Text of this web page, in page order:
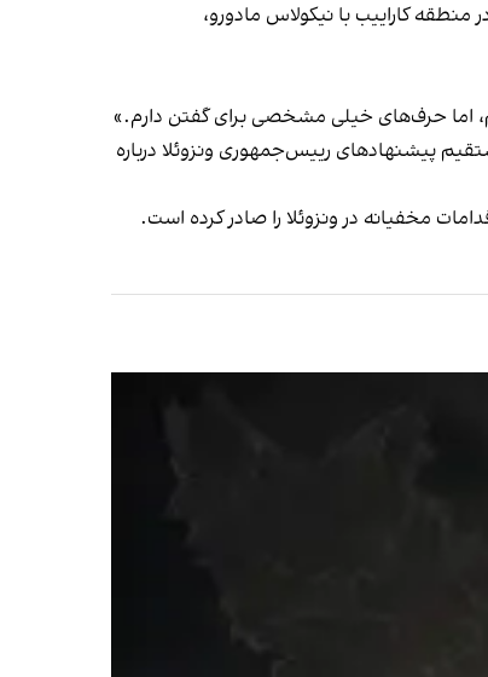
کاراییب با نیکولاس مادورو،
اما حرف‌های خیلی مشخصی برای گفتن دارم.»
پیشنهادهای رییس‌جمهوری ونزوئلا درباره